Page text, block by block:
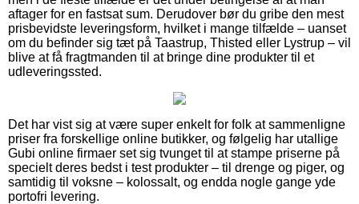
aftager for en fastsat sum. Derudover bør du gribe den mest
prisbevidste leveringsform, hvilket i mange tilfælde – uanset
om du befinder sig tæt på Taastrup, Thisted eller Lystrup – vil
blive at få fragtmanden til at bringe dine produkter til et
udleveringssted.
Det har vist sig at være super enkelt for folk at sammenligne
priser fra forskellige online butikker, og følgelig har utallige
Gubi online firmaer set sig tvunget til at stampe priserne på
specielt deres bedst i test produkter – til drenge og piger, og
samtidig til voksne – kolossalt, og endda nogle gange yde
portofri levering.